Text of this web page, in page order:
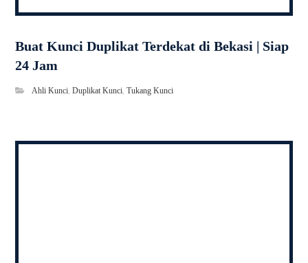
Buat Kunci Duplikat Terdekat di Bekasi | Siap
24 Jam
Ahli Kunci,Duplikat Kunci,Tukang Kunci